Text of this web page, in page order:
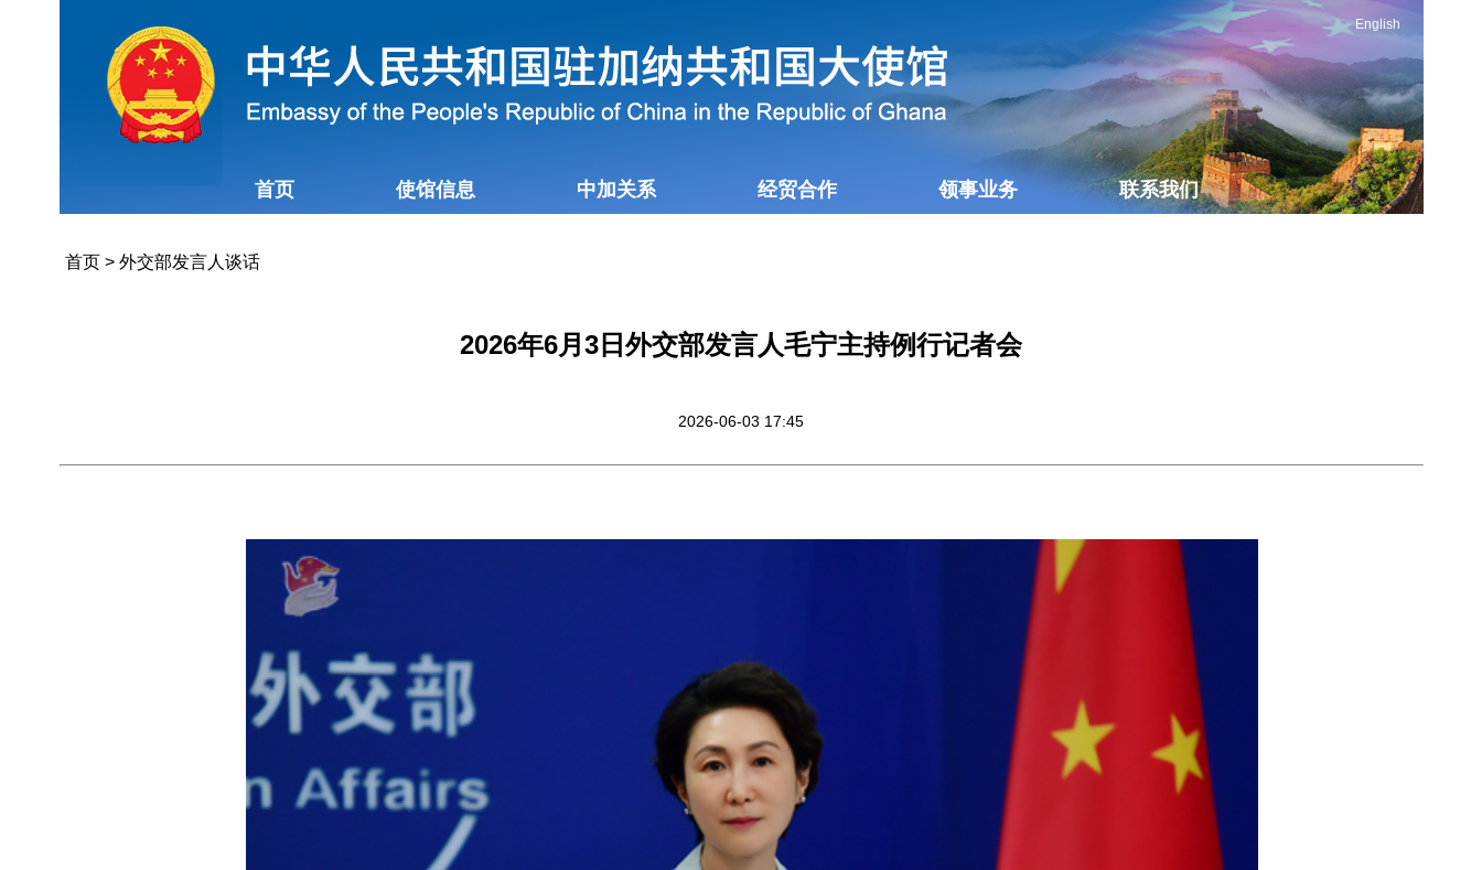
English
首页 使馆信息 中加关系 经贸合作 领事业务 联系我们
首页> 外交部发言人谈话
2026年6月3日外交部发言人毛宁主持例行记者会
2026-06-03 17:45